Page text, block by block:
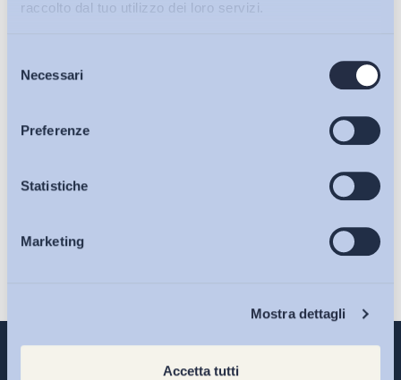
raccolto dal tuo utilizzo dei loro servizi.
delNecessari
Preferenze
Statistiche
Marketing
Mostra dettagli
Accetta tutti
Bollettini ADAPT
Articoli
Osservatori
Eventi
Ho letto e Accetto il trattamento dei dati personali descritti